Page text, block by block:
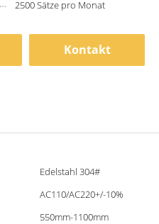
2500 Sätze pro Monat
Kontakt
Edelstahl 304#
AC110/AC220+/-10%
550mm-1100mm